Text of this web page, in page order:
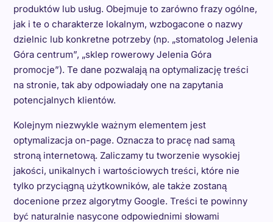
produktów lub usług. Obejmuje to zarówno frazy ogólne,
jak i te o charakterze lokalnym, wzbogacone o nazwy
dzielnic lub konkretne potrzeby (np. „stomatolog Jelenia
Góra centrum”, „sklep rowerowy Jelenia Góra
promocje”). Te dane pozwalają na optymalizację treści
na stronie, tak aby odpowiadały one na zapytania
potencjalnych klientów.
Kolejnym niezwykle ważnym elementem jest
optymalizacja on-page. Oznacza to pracę nad samą
stroną internetową. Zaliczamy tu tworzenie wysokiej
jakości, unikalnych i wartościowych treści, które nie
tylko przyciągną użytkowników, ale także zostaną
docenione przez algorytmy Google. Treści te powinny
być naturalnie nasycone odpowiednimi słowami